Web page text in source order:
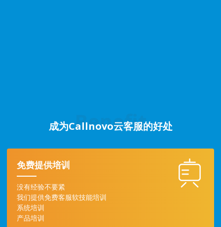
Benefit
成为Callnovo云客服的好处
免费提供培训
没有经验不要紧
我们提供免费客服软技能培训
系统培训
产品培训